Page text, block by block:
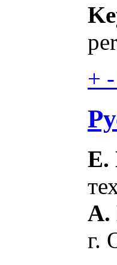
+ -
Е.
А.
г.